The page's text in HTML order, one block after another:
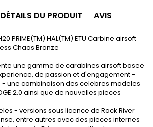
DÉTAILS DU PRODUIT AVIS
PRIME(TM) HAL(TM) ETU Carbine airsoft
Chaos Bronze
une gamme de carabines airsoft basee
de passion et d'engagement -
- une combinaison des celebres modeles
2.0 ainsi que de nouvelles pieces
- versions sous licence de Rock River
entre autres avec des pieces internes